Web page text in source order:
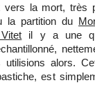
vers la mort, très
la partition du
il y a une
utilisions alors.
est